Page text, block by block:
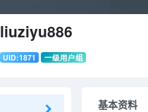
liuziyu886
UID:1871 一级用户组
基本资料